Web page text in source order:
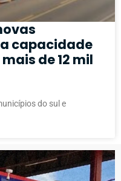
capacidade
de 12 mil
do sul e
PUBLICIDADE